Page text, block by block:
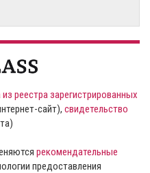
реестра зарегистрированных
сайт), свидетельство
рекомендательные
предоставления